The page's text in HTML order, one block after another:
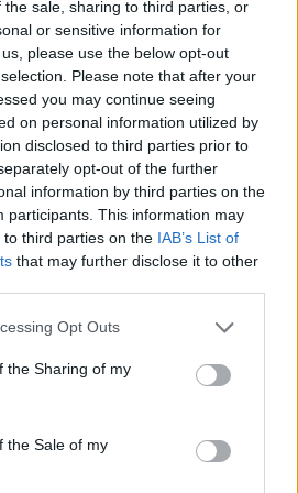
sale, sharing to third parties, or
or sensitive information for
please use the below opt-out
Please note that after your
you may continue seeing
on personal information utilized by
disclosed to third parties prior to
opt-out of the further
information by third parties on the
participants. This information may
third parties on the IAB’s List of
that may further disclose it to other
Opt Outs
the Sharing of my
the Sale of my
Vědci budou po dobu 12
měsíců měřit v Brně na 35
místech emise škodlivin
Krajský úřad se musí znovu
zabývat tramvajovou tratí k
novému nádraží v Brně
Zásoby vody pro Brno loni v
klesaly
názory, komentáře a postřehy. Tím,